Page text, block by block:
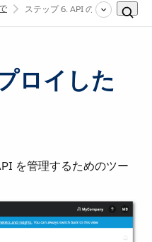
ステップ 6. API の操作
ロイした
を管理するためのツー